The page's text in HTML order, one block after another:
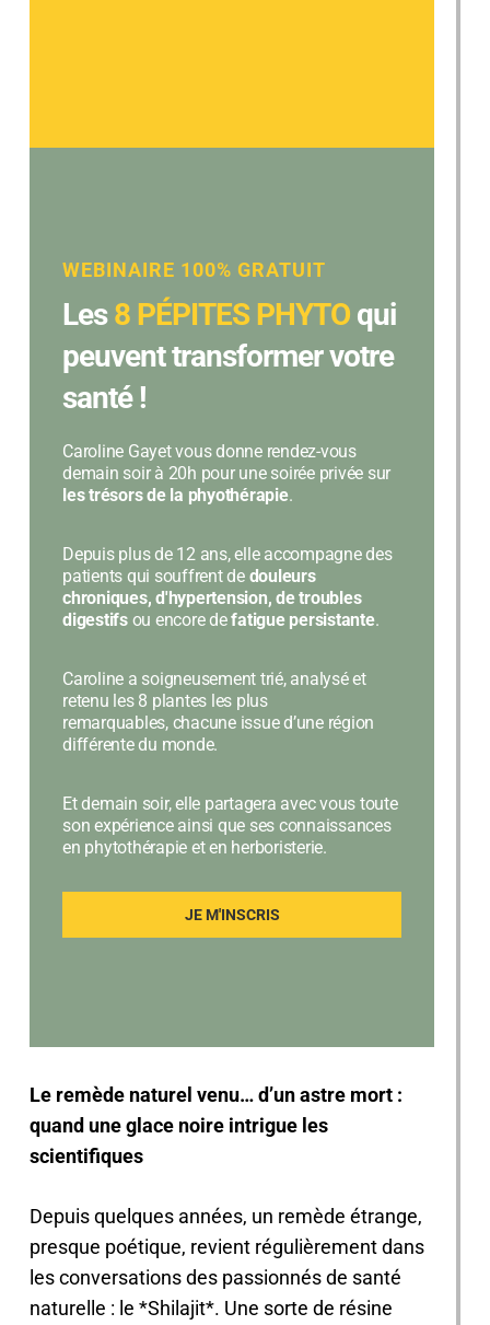
WEBINAIRE 100% GRATUIT
Les8 PÉPITES PHYTOqui
peuvent transformer votre
santé !
Caroline Gayet vous donne rendez-vous
demain soir à 20h pour une soirée privée sur
les trésors de la phyothérapie.
Depuis plus de 12 ans, elle accompagne des
patients qui souffrent de douleurs
chroniques, d'hypertension, de troubles
digestifsou encore defatigue persistante.
Caroline a soigneusement trié, analysé et
retenu les 8 plantes les plus
remarquables, chacune issue d’une région
différente du monde.
Et demain soir, elle partagera avec vous toute
son expérience ainsi que ses connaissances
en phytothérapie et en herboristerie.
JE M'INSCRIS
Le remède naturel venu… d’un astre mort :
quand une glace noire intrigue les
scientifiques
Depuis quelques années, un remède étrange,
presque poétique, revient régulièrement dans
les conversations des passionnés de santé
naturelle : le *Shilajit*. Une sorte de résine